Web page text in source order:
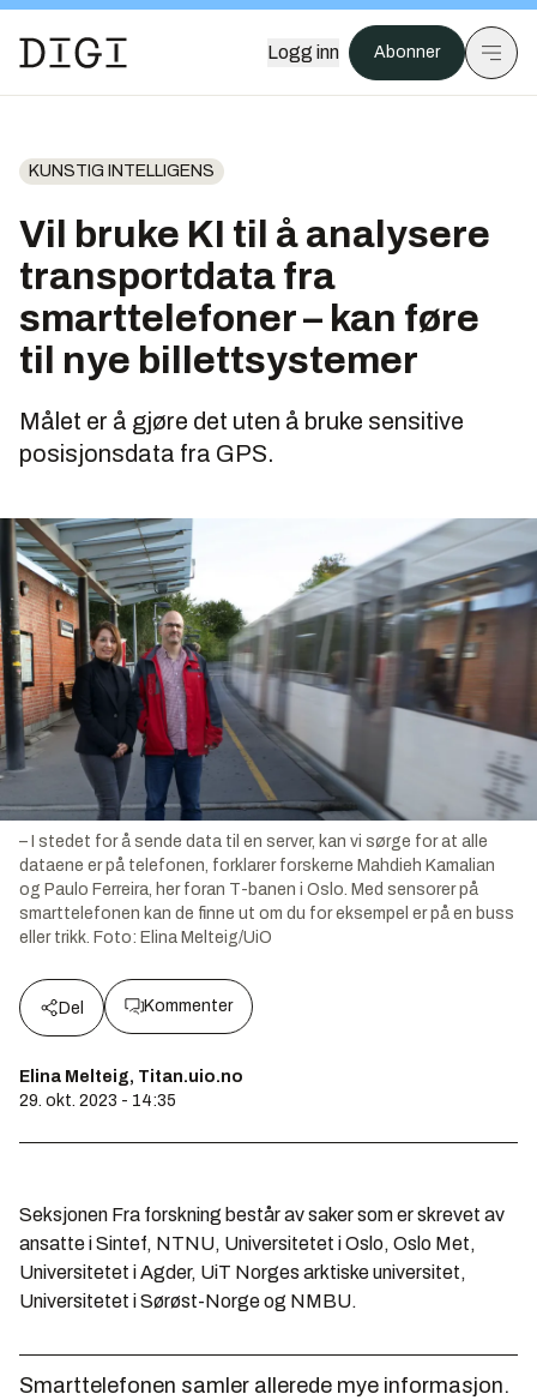
Logg inn Abonner
KUNSTIG INTELLIGENS
Vil bruke KI til å analysere
transportdata fra
smarttelefoner – kan føre
til nye billettsystemer
Målet er å gjøre det uten å bruke sensitive
posisjonsdata fra GPS.
– I stedet for å sende data til en server, kan vi sørge for at alle
dataene er på telefonen, forklarer forskerne Mahdieh Kamalian
og Paulo Ferreira, her foran T-banen i Oslo. Med sensorer på
smarttelefonen kan de finne ut om du for eksempel er på en buss
eller trikk. Foto: Elina Melteig/UiO
Del Kommenter
Elina Melteig, Titan.uio.no
29. okt. 2023 - 14:35
Seksjonen Fra forskning består av saker som er skrevet av
ansatte i Sintef, NTNU, Universitetet i Oslo, Oslo Met,
Universitetet i Agder, UiT Norges arktiske universitet,
Universitetet i Sørøst-Norge og NMBU.
Smarttelefonen samler allerede mye informasjon.